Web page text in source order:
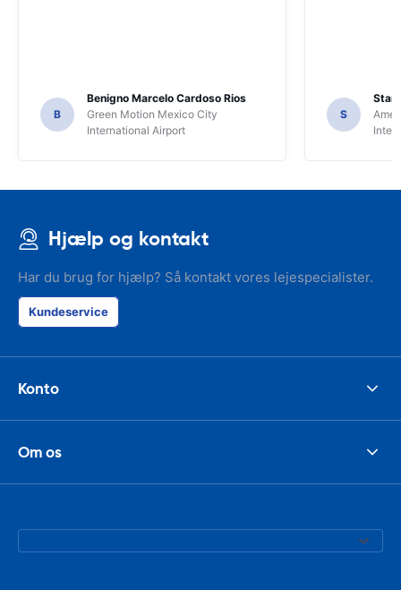
B
Benigno Marcelo Cardoso Rios
Green Motion Mexico City
International Airport
S
Hjælp og kontakt
Har du brug for hjælp? Så kontakt vores lejespecialister.
Kundeservice
Konto
Om os